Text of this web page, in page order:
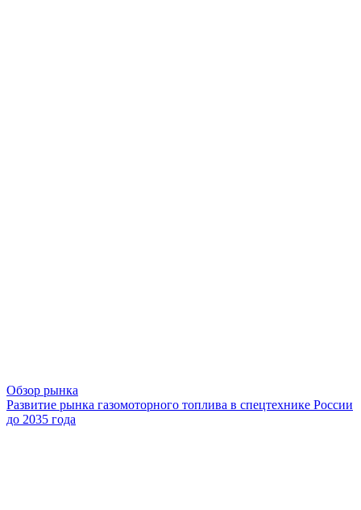
Обзор рынка
Развитие рынка газомоторного топлива в спецтехнике России
до 2035 года